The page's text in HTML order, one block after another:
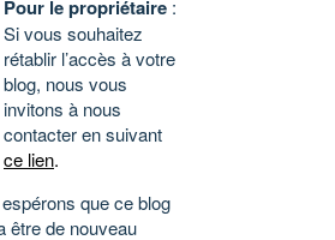
Pour le propriétaire :
Si vous souhaitez
rétablir l’accès à votre
blog, nous vous
invitons à nous
contacter en suivant
ce lien.
que ce blog
être de nouveau